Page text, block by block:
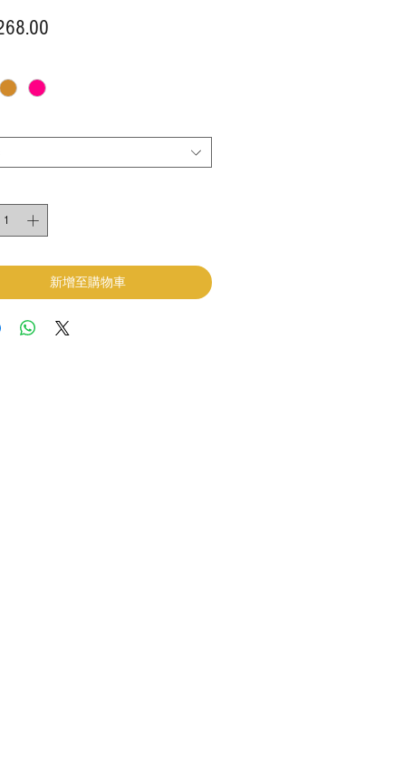
價
新增至購物車